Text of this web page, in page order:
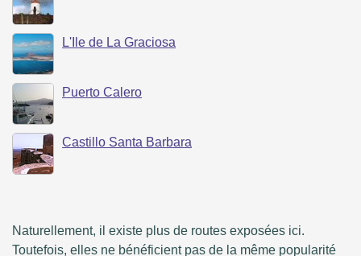
L'Ile de La Graciosa
Puerto Calero
Castillo Santa Barbara
Naturellement, il existe plus de routes exposées ici.
Toutefois, elles ne bénéficient pas de la même popularité